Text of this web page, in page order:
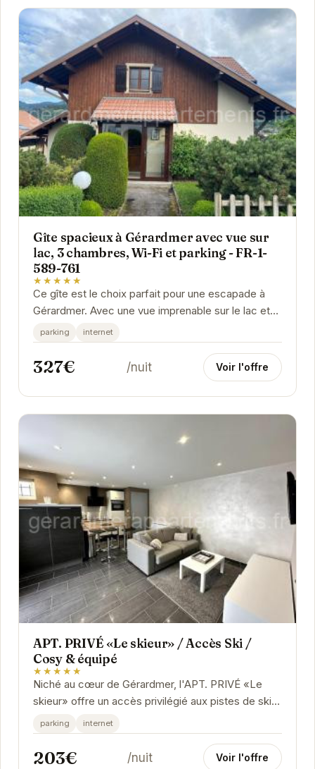
Gîte spacieux à Gérardmer avec vue sur
lac, 3 chambres, Wi-Fi et parking - FR-1-
589-761
★★★★★
Ce gîte est le choix parfait pour une escapade à
Gérardmer. Avec une vue imprenable sur le lac et
des équipements modernes, vous vous sentirez...
parking internet
327€ /nuit Voir l'offre
APT. PRIVÉ «Le skieur» / Accès Ski /
Cosy & équipé
★★★★★
Niché au cœur de Gérardmer, l'APT. PRIVÉ «Le
skieur» offre un accès privilégié aux pistes de ski,
idéal pour les passionnés de sports...
parking internet
203€ /nuit Voir l'offre